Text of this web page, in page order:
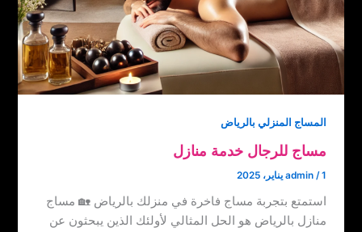
المساج المنزلي بالرياض
مساج للرجال خدمة منازل
admin /1 يناير، 2025
استمتع بتجربة مساج فاخرة في منزلك بالرياض 🏡 مساج
منازل بالرياض هو الحل المثالي لأولئك الذين يبحثون عن